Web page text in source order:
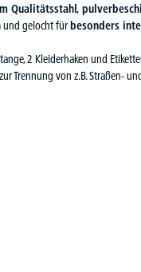
Qualitätsstahl,
und gelocht fürbesonders
2 Kleiderhaken und
Trennung von z.B. Straßen-